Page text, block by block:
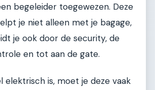
begeleider toegewezen. Deze
je niet alleen met je bagage,
je ook door de security, de
en tot aan de gate.
elektrisch is, moet je deze vaak